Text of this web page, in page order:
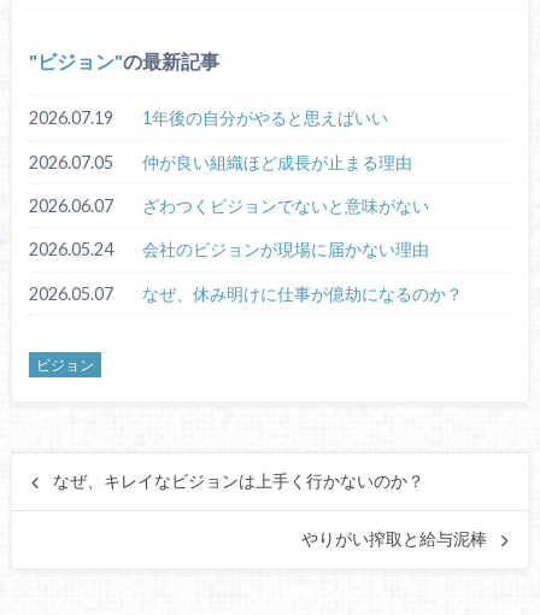
ビジョン の最新記事
2026.07.19 1年後の自分がやると思えばいい
2026.07.05 仲が良い組織ほど成長が止まる理由
2026.06.07 ざわつくビジョンでないと意味がない
2026.05.24 会社のビジョンが現場に届かない理由
2026.05.07 なぜ、休み明けに仕事が億劫になるのか？
ビジョン
なぜ、キレイなビジョンは上手く行かないのか？
やりがい搾取と給与泥棒